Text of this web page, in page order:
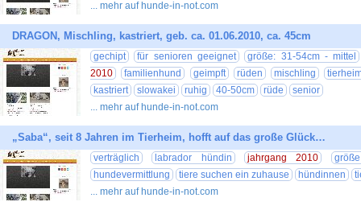
... mehr auf hunde-in-not.com
DRAGON, Mischling, kastriert, geb. ca. 01.06.2010, ca. 45cm
gechipt für senioren geeignet
größe: 31-54cm - mittel
2010
familienhund geimpft rüden mischling
kastriert
slowakei ruhig 40-50cm rüde
senior
... mehr auf hunde-in-not.com
„Saba“, seit 8 Jahren im Tierheim, hofft auf das große Glück…
verträglich labrador hündin jahrgang 2010
hundevermittlung
tiere suchen ein zuhause hündinnen
... mehr auf hunde-in-not.com